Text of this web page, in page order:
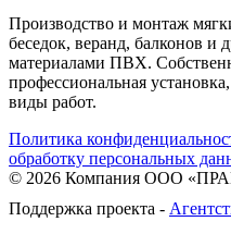
Производство и монтаж
беседок, веранд, балконов и
материалами ПВХ.
профессиональная
виды работ.
Политика
обработку персональных
© 2026 Компания ООО
Поддержка проекта -